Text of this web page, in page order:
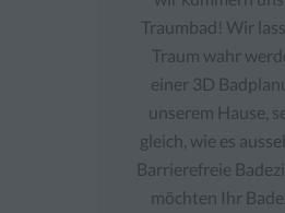
Traumbad! Wir
Traum wahr
einer 3D
unserem Hause,
gleich, wie es
Barrierefreie
möchten Ihr